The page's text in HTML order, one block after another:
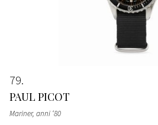
79
PAUL PICOT
Mariner, anni ‘80